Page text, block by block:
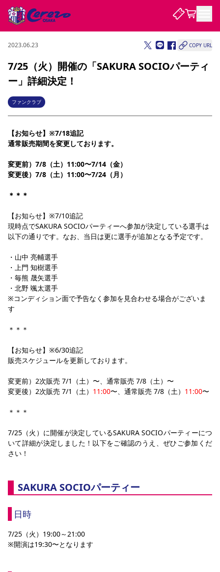
試合・チーム
試合について
試合日程 / 結果
チームについて
選手・スタッフ スケジュール
アカデミー ハナサカプレーヤー 歴代所属選手
観戦する
チケット
チケット情報 販売スケジュール
シーズンシート 法人シーズンシート
特定興行入場券 譲渡サービス リセールサービス
観戦ガイド
観戦マナー&ルール
YANMAR HANASAKA STADIUM
DAZNで観戦
アウェイツアー
アウェイツアー
クラブを知る
セレッソ大阪について
クラブ紹介 沿革 シーズン記録 求人情報
Lise（ライセンスビジネス）
サステナビリティ
サステナビリティポリシー
活動レポート
スポーツクラブ
スポーツクラブ
長居公園
セレッソ大阪アカデミー
大人のサッカースクール
その他スポーツクラブ
ファンクラブ
ニュース
ニュース
すべて チーム グッズ チケット イベント
ファンクラブ
ホームタウン
パートナー スポーツクラブ メディア 30周年
レディース
2023.06.23 COPY URL
7/25（火）開催の「SAKURA SOCIOパーティ
ー」詳細決定！
ファンクラブ
【お知らせ】※7/18追記
通常販売期間を変更しております。
変更前）7/8（土）11:00〜7/14（金）
変更後）7/8（土）11:00〜7/24（月）
＊＊＊
【お知らせ】※7/10追記
現時点でSAKURA SOCIOパーティーへ参加が決定している選手は
以下の通りです。なお、当日は更に選手が追加となる予定です。
・山中 亮輔選手
・上門 知樹選手
・毎熊 晟矢選手
・北野 颯太選手
※コンディション面で予告なく参加を見合わせる場合がございま
す
＊＊＊
【お知らせ】※6/30追記
販売スケジュールを更新しております。
変更前）2次販売 7/1（土）〜、通常販売 7/8（土）〜
変更後） 2次販売 7/1（土） 11:00〜、 通常販売 7/8（土） 11:00〜
＊＊＊
7/25（火）に開催が決定しているSAKURA SOCIOパーティーにつ
いて詳細が決定しました！以下をご確認のうえ、ぜひご参加くだ
さい！
SAKURA SOCIOパーティー
日時
7/25（火）19:00～21:00
※開演は19:30〜となります